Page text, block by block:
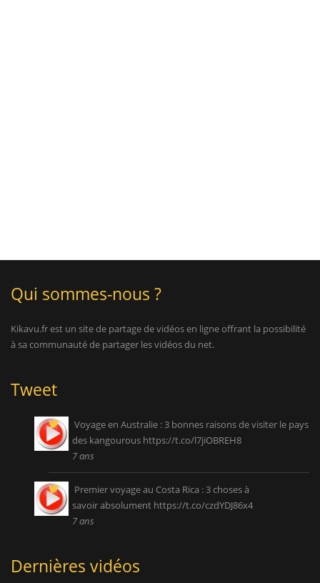
Qui sommes-nous ?
Kikavu.fr est un site de partage de vidéos en ligne offrant la possibilité
à sa communauté de partager les vidéos du net.
Tweet
Voyage en Australie : 3 bonnes raisons de visiter le pays
des kangourous https://t.co/l7jiOBREH8
7 ans
Premier voyage au Costa Rica : 3 choses à
savoir absolument https://t.co/czdYDJ86x4
7 ans
Dernières vidéos